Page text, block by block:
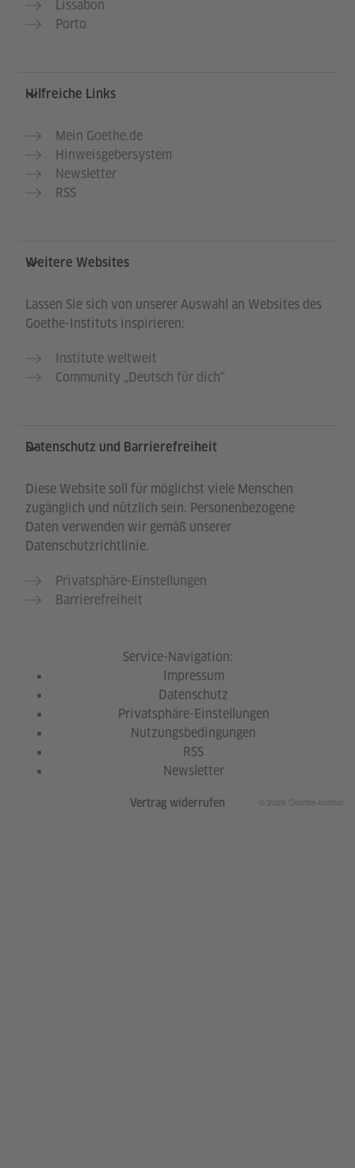
Lissabon
Porto
Hilfreiche Links
Mein Goethe.de
Hinweisgebersystem
Newsletter
RSS
Weitere Websites
Lassen Sie sich von unserer Auswahl an Websites des
Goethe-Instituts inspirieren:
Institute weltweit
Community „Deutsch für dich“
Datenschutz und Barrierefreiheit
Diese Website soll für möglichst viele Menschen
zugänglich und nützlich sein. Personenbezogene
Daten verwenden wir gemäß unserer
Datenschutzrichtlinie.
Privatsphäre-Einstellungen
Barrierefreiheit
Service-Navigation:
© 2026 Goethe-Institut
Impressum
Datenschutz
Privatsphäre-Einstellungen
Nutzungsbedingungen
RSS
Newsletter
Vertrag widerrufen